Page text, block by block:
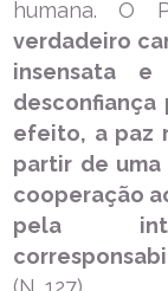
humana. O
verdadeiro
insensata
desconfiança
efeito, a paz
partir de
cooperação
pela